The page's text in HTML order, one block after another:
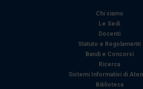
annunci, per fornire funzionalità dei
analizzare il nostro traffico.
informazioni sul modo in cui utilizza il
nostri partner che si occupano di
pubblicità e social media, i quali
con altre informazioni che ha fornito
raccolto dal suo utilizzo dei loro servizi.
Chi siamo
Le Sedi
Docenti
Statuto e Regolamenti
Bandi e Concorsi
Ricerca
Sistemi Informativi di
Biblioteca